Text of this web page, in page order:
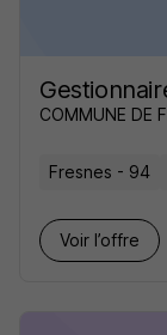
COMMUNE DE
Fresnes - 94
Voir l’offre